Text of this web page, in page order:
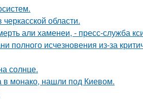
области.
али хаменеи, - пресс-служба
полного исчезновения из-за
солнце.
в монако, нашли под Киевом.